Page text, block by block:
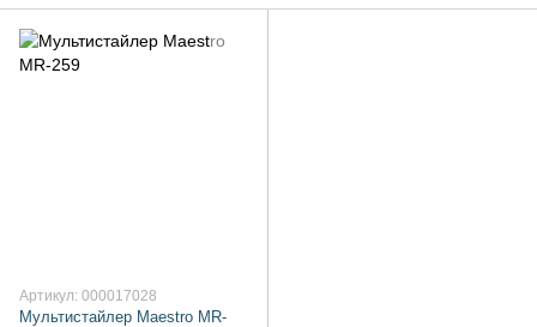
Артикул: 000017028
Мультистайлер Maestro MR-